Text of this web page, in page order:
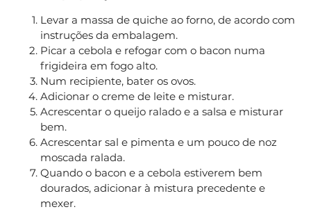
Levar a massa de quiche ao forno, de acordo com
instruções da embalagem.
Picar a cebola e refogar com o bacon numa
frigideira em fogo alto.
Num recipiente, bater os ovos.
Adicionar o creme de leite e misturar.
Acrescentar o queijo ralado e a salsa e misturar
bem.
Acrescentar sal e pimenta e um pouco de noz
moscada ralada.
Quando o bacon e a cebola estiverem bem
dourados, adicionar à mistura precedente e
mexer.